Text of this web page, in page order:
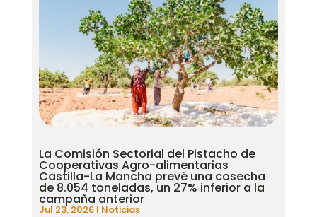
La Comisión Sectorial del Pistacho de
Cooperativas Agro-alimentarias
Castilla-La Mancha prevé una cosecha
de 8.054 toneladas, un 27% inferior a la
campaña anterior
Jul 23, 2026| Noticias